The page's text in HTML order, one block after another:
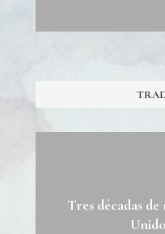
Tres décadas